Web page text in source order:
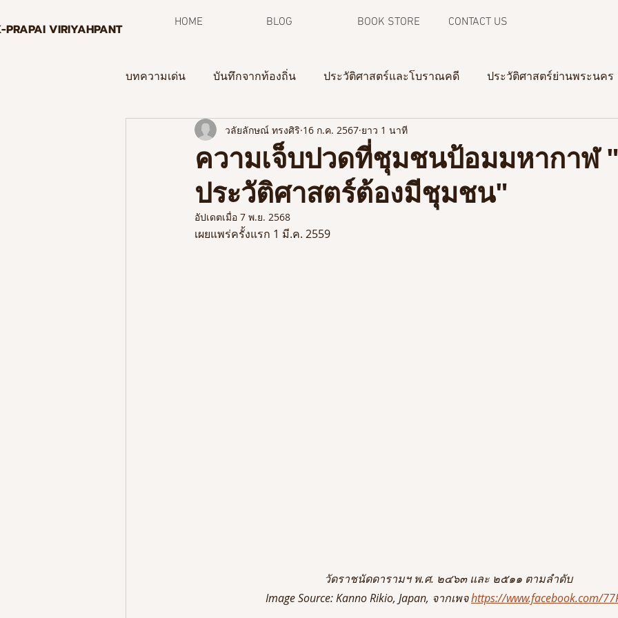
PRAPAI VIRIYAHPANT HOME BLOG BOOK STORE CONTACT US
บทความเด่น บันทึกจากท้องถิ่น ประวัติศาสตร์และโบราณคดี ประวัติศาสตร์ย่านพระนคร
กระบวนการพิพิธภัณฑ์ท้องถิ่น ความทรงจำจากภาพถ่าย
จดหมายข่าว
ความเจ็บปวดที่ชุมชนป้อมมหากาฬ
ประวัติศาสตร์ต้องมีชุมชน"
วลัยลักษณ์ ทรงศิริ 16 ก.ค. 2567 ยาว 1 นาที
อัปเดตเมื่อ 7 พ.ย. 2568
เผยแพร่ครั้งแรก 1 มี.ค. 2559
วัดราชนัดดารามฯ พ.ศ. ๒๔๖๓ และ ๒๕๑๑ ตามลำดับ
Image Source: Kanno Rikio, Japan, จากเพจ https://www.facebook.com/